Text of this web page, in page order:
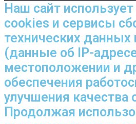
Наш сайт
cookies и сервисы
технических данных
(данные об IP-
местоположении и
обеспечения
улучшения качества
Продолжая